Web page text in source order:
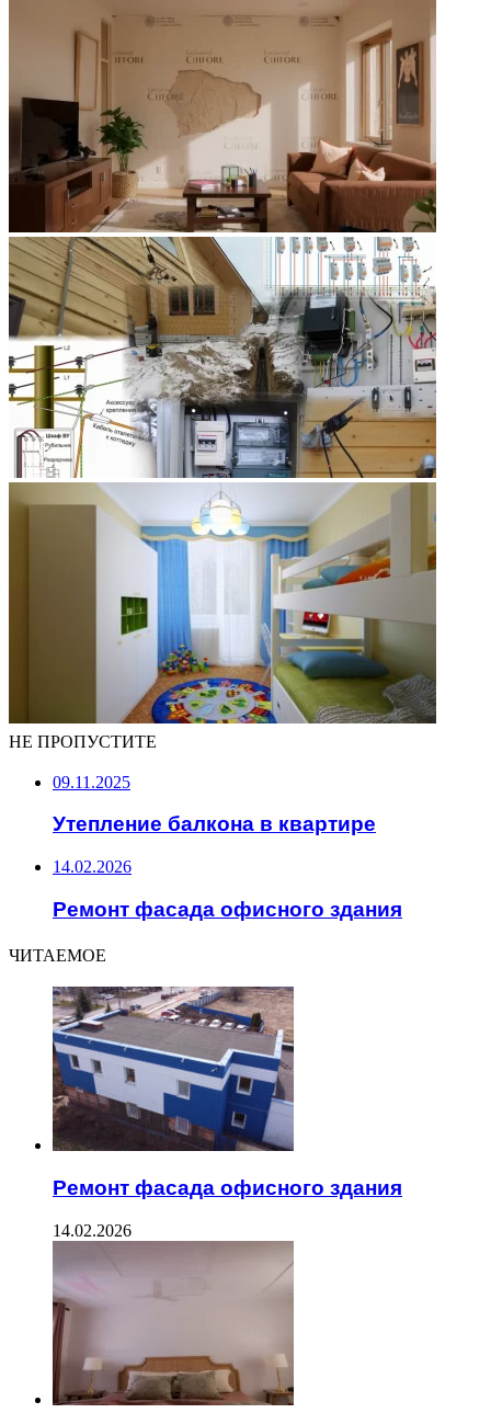
НЕ ПРОПУСТИТЕ
09.11.2025
Утепление балкона в квартире
14.02.2026
Ремонт фасада офисного здания
ЧИТАЕМОЕ
Ремонт фасада офисного здания
14.02.2026